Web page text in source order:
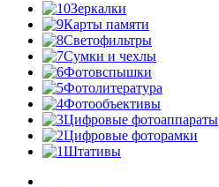
Зеркалки
Карты памяти
Светофильтры
Сумки и чехлы
Фотовспышки
Фотолитература
Фотообъективы
Цифровые фотоаппараты
Цифровые фоторамки
Штативы